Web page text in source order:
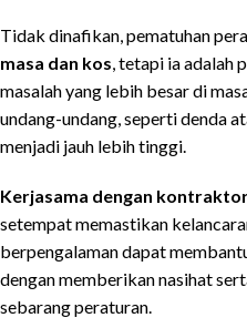
Tidak dinafikan, pematuhan
masa dan kos , tetapi ia adalah
masalah yang lebih besar di
undang-undang, seperti denda
menjadi jauh lebih tinggi.
Kerjasama dengan
setempat memastikan
berpengalaman dapat
dengan memberikan nasihat
sebarang peraturan.